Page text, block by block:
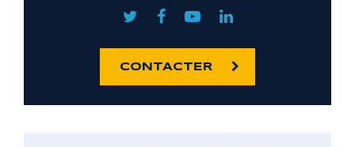
CONTACTER